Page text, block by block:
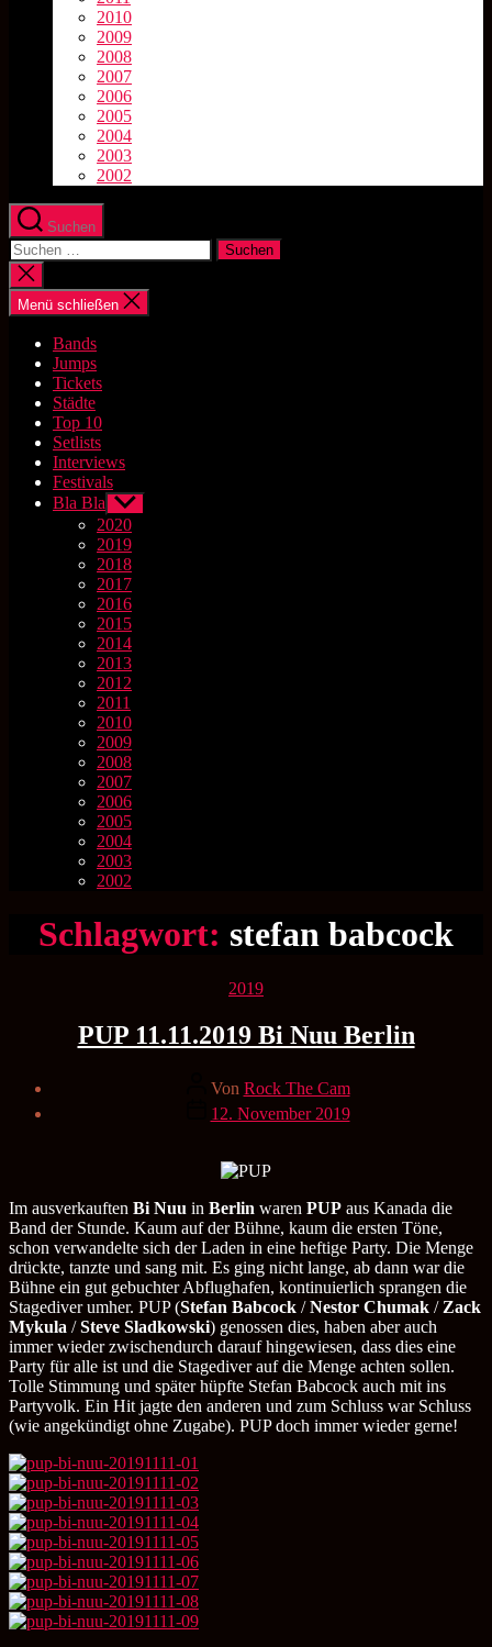
2010
2009
2008
2007
2006
2005
2004
2003
2002
Suchen
Suchen
nach:
Suche
schließen
Menü schließen
Bands
Jumps
Tickets
Städte
Top 10
Setlists
Interviews
Festivals
Bla Bla Untermenü
anzeigen
2020
2019
2018
2017
2016
2015
2014
2013
2012
2011
2010
2009
2008
2007
2006
2005
2004
2003
2002
Schlagwort: stefan babcock
Kategorien
2019
PUP 11.11.2019 Bi Nuu Berlin
Beitragsautor
Von Rock The Cam
Veröffentlichungsdatum
12. November 2019
Im ausverkauften Bi Nuu in Berlin waren PUP aus Kanada die
Band der Stunde. Kaum auf der Bühne, kaum die ersten Töne,
schon verwandelte sich der Laden in eine heftige Party. Die Menge
drückte, tanzte und sang mit. Es ging nicht lange, ab dann war die
Bühne ein gut gebuchter Abflughafen, kontinuierlich sprangen die
Stagediver umher. PUP (Stefan Babcock /Nestor Chumak / Zack
Mykula /Steve Sladkowski) genossen dies, haben aber auch
immer wieder zwischendurch darauf hingewiesen, dass dies eine
Party für alle ist und die Stagediver auf die Menge achten sollen.
Tolle Stimmung und später hüpfte Stefan Babcock auch mit ins
Partyvolk. Ein Hit jagte den anderen und zum Schluss war Schluss
(wie angekündigt ohne Zugabe). PUP doch immer wieder gerne!